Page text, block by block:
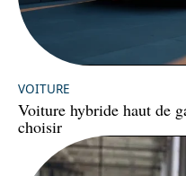
VOITURE
Voiture hybride haut de
choisir